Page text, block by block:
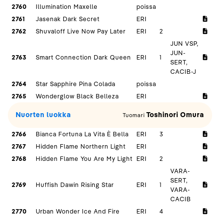
2760
Illumination Maxelle
poissa
2761
Jasenak Dark Secret
ERI
2762
Shuvaloff Live Now Pay Later ERI 2
2763 Smart Connection Dark Queen ERI 1
JUN VSP,
JUN-
SERT,
CACIB-J
2764
Star Sapphire Pina Colada
poissa
2765
Wonderglow Black Belleza ERI
Nuorten luokka Tuomari Toshinori Omura
2766 Bianca Fortuna La Vita È Bella ERI
3
2767
Hidden Flame Northern Light
ERI
2768
Hidden Flame You Are My Light ERI 2
2769 Huffish Dawin Rising Star ERI 1
VARA-
SERT,
VARA-
CACIB
2770
Urban Wonder Ice And Fire ERI 4